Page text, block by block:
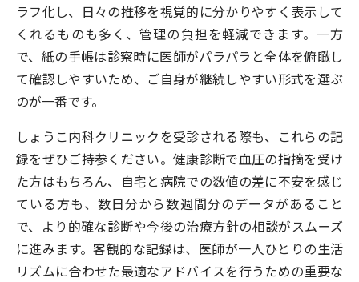
ラフ化し、日々の推移を視覚的に分かりやすく表示して
くれるものも多く、管理の負担を軽減できます。一方
で、紙の手帳は診察時に医師がパラパラと全体を俯瞰し
て確認しやすいため、ご自身が継続しやすい形式を選ぶ
のが一番です。
しょうこ内科クリニックを受診される際も、これらの記
録をぜひご持参ください。健康診断で血圧の指摘を受け
た方はもちろん、自宅と病院での数値の差に不安を感じ
ている方も、数日分から数週間分のデータがあること
で、より的確な診断や今後の治療方針の相談がスムーズ
に進みます。客観的な記録は、医師が一人ひとりの生活
リズムに合わせた最適なアドバイスを行うための重要な